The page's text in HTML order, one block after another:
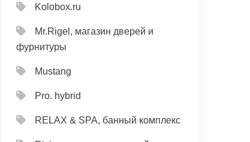
Kolobox.ru
Mr.Rigel, магазин дверей и
фурнитуры
Mustang
Pro. hybrid
RELAX & SPA, банный комплекс